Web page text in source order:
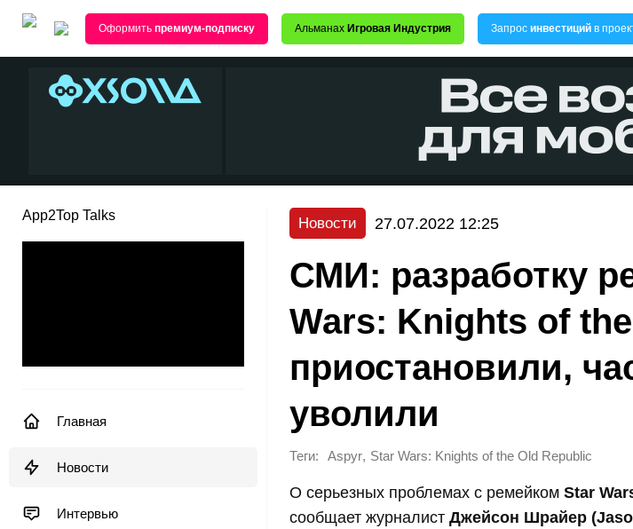
Оформить премиум-подписку Альманах Игровая Индустрия Запрос инвестиций в
App2Top Talks
Главная
Новости
Интервью
Новости 27.07.2022 12:25
СМИ: разработку
Wars: Knights of
приостановили,
уволили
Теги: Aspyr, Star Wars: Knights of the Old Republic
О серьезных проблемах с ремейком Star
сообщает журналист Джейсон Шрайер